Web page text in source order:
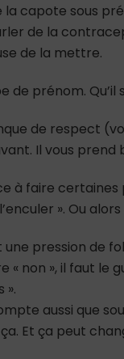
la capote sous
de la
de la mettre.
de prénom. Qu’il
de respect
Il vous prend
à faire
». Ou
pression de
« non », il faut le
».
aussi que
Et ça peut